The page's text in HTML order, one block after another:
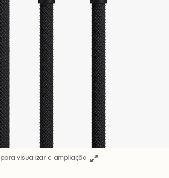
visualizar a ampliação